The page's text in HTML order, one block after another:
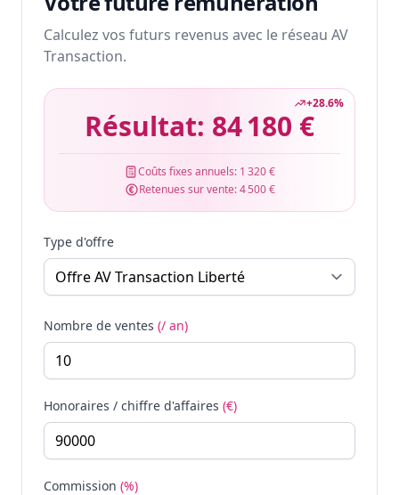
Calculez vos futurs revenus avec le réseau AV
Transaction.
+28.6%
Résultat: 84 180 €
Coûts fixes annuels: 1 320 €
Retenues sur vente:4 500 €
Type d'offre
Nombre de ventes (/ an)
Honoraires / chiffre d'affaires (€)
Commission (%)